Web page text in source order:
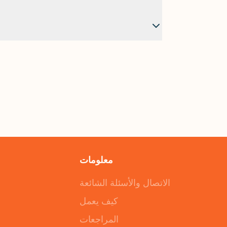
معلومات
الاتصال والأسئلة الشائعة
كيف يعمل
المراجعات